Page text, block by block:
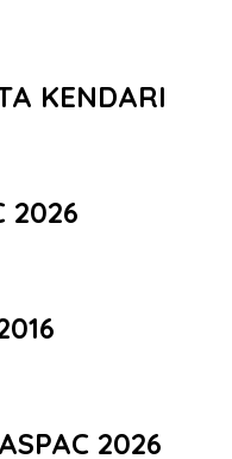
KENDARI
2026
2026